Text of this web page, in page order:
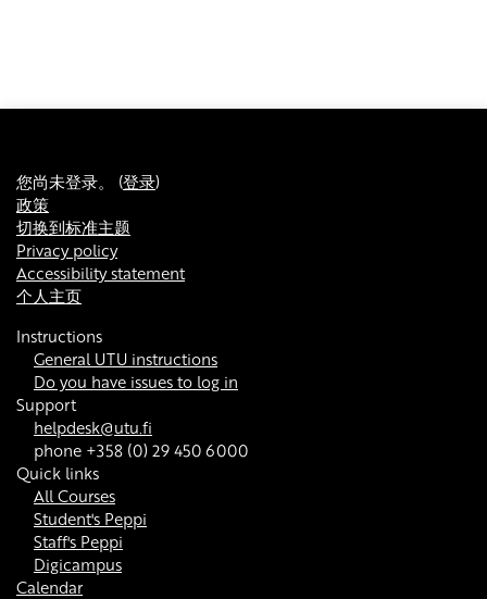
您尚未登录。 (登录)
政策
切换到标准主题
Privacy policy
Accessibility statement
个人主页
Instructions
General UTU instructions
Do you have issues to log in
Support
helpdesk@utu.fi
phone +358 (0) 29 450 6000
Quick links
All Courses
Student's Peppi
Staff's Peppi
Digicampus
Calendar